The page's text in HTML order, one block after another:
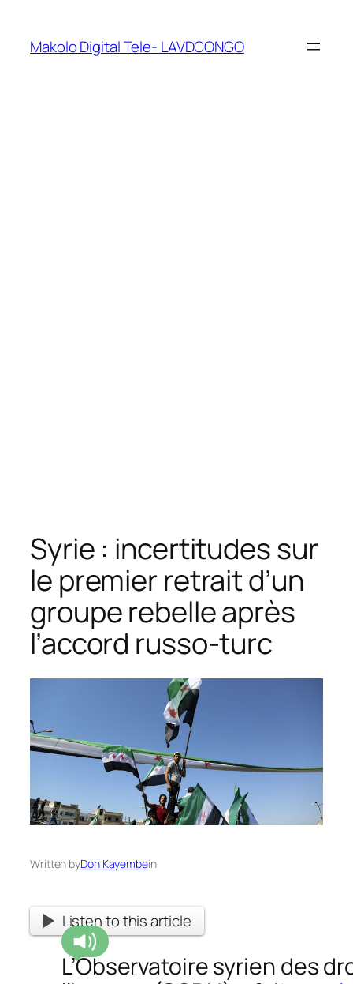
Makolo Digital Tele- LAVDCONGO
Syrie : incertitudes sur
le premier retrait d’un
groupe rebelle après
l’accord russo-turc
Written byDon Kayembein
Listen to this article
L’Observatoire syrien des